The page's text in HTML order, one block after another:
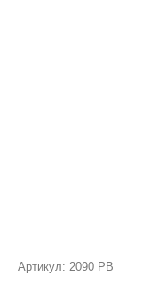
Артикул: 2090 PB